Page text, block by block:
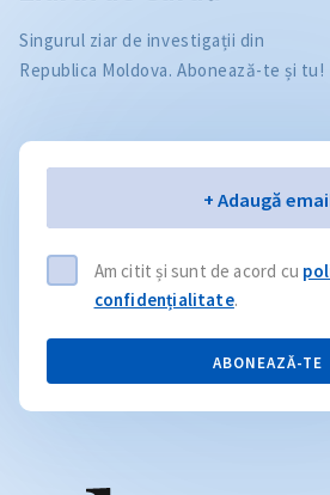
Singurul ziar de investigații din
Republica Moldova. Abonează-te și tu!
+ Adaugă
Am citit și sunt de acord cu
confidențialitate.
ABONEAZĂ-TE